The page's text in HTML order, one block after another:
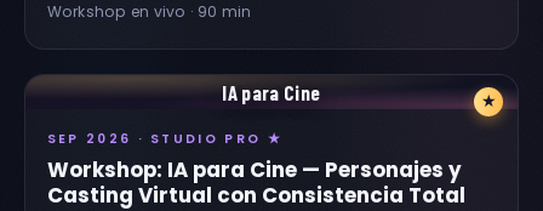
Workshop en vivo · 90 min
★
IA para Cine
SEP 2026 · STUDIO PRO ★
Workshop: IA para Cine — Personajes y
Casting Virtual con Consistencia Total